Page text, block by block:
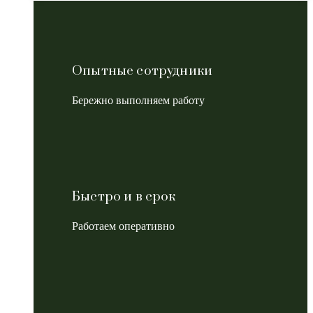
Опытные сотрудники
Бережно выполняем работу
Быстро и в срок
Работаем оперативно